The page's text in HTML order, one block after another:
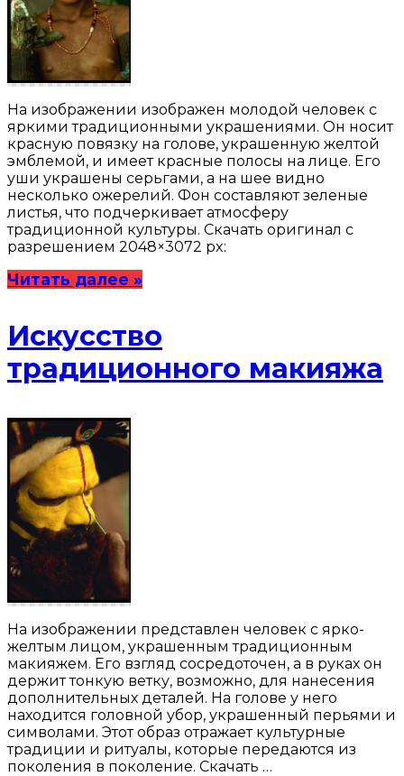
На изображении изображен молодой человек с
яркими традиционными украшениями. Он носит
красную повязку на голове, украшенную желтой
эмблемой, и имеет красные полосы на лице. Его
уши украшены серьгами, а на шее видно
несколько ожерелий. Фон составляют зеленые
листья, что подчеркивает атмосферу
традиционной культуры. Скачать оригинал с
разрешением 2048×3072 px:
Читать далее »
Искусство
традиционного макияжа
На изображении представлен человек с ярко-
желтым лицом, украшенным традиционным
макияжем. Его взгляд сосредоточен, а в руках он
держит тонкую ветку, возможно, для нанесения
дополнительных деталей. На голове у него
находится головной убор, украшенный перьями и
символами. Этот образ отражает культурные
традиции и ритуалы, которые передаются из
поколения в поколение. Скачать …